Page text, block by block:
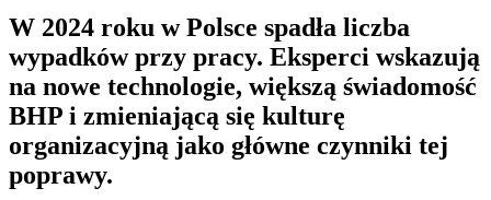
W 2024 roku w Polsce spadła liczba
wypadków przy pracy. Eksperci wskazują
na nowe technologie, większą świadomość
BHP i zmieniającą się kulturę
organizacyjną jako główne czynniki tej
poprawy.